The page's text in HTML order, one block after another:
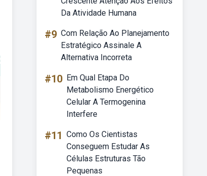
Da Atividade Humana
#9 Com Relação Ao Planejamento
Estratégico Assinale A
Alternativa Incorreta
#10 Em Qual Etapa Do
Metabolismo Energético
Celular A Termogenina
Interfere
#11 Como Os Cientistas
Conseguem Estudar As
Células Estruturas Tão
Pequenas